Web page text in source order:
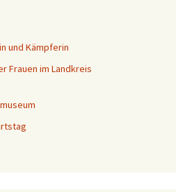
und Kämpferin
Frauen im Landkreis